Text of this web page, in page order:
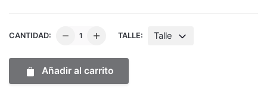
CANTIDAD:
Calza
push
TALLE: Talle
Añadir al carrito